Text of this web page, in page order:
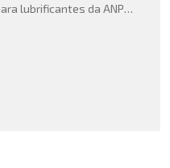
lubrificantes da ANP
do Imposto de
União Europeia
PUBLICADO DOU
Nº […]